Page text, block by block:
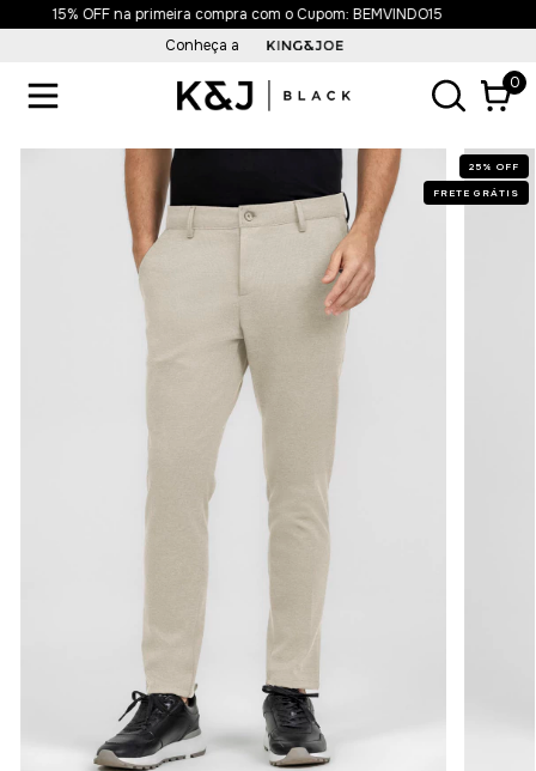
Frete Grátis acima de R$499,90
Conheça a
0
25 % OFF
FRETE GRÁTIS